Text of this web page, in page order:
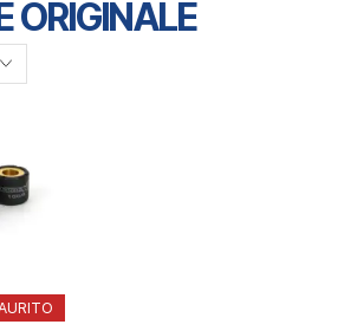
ORIGINALE